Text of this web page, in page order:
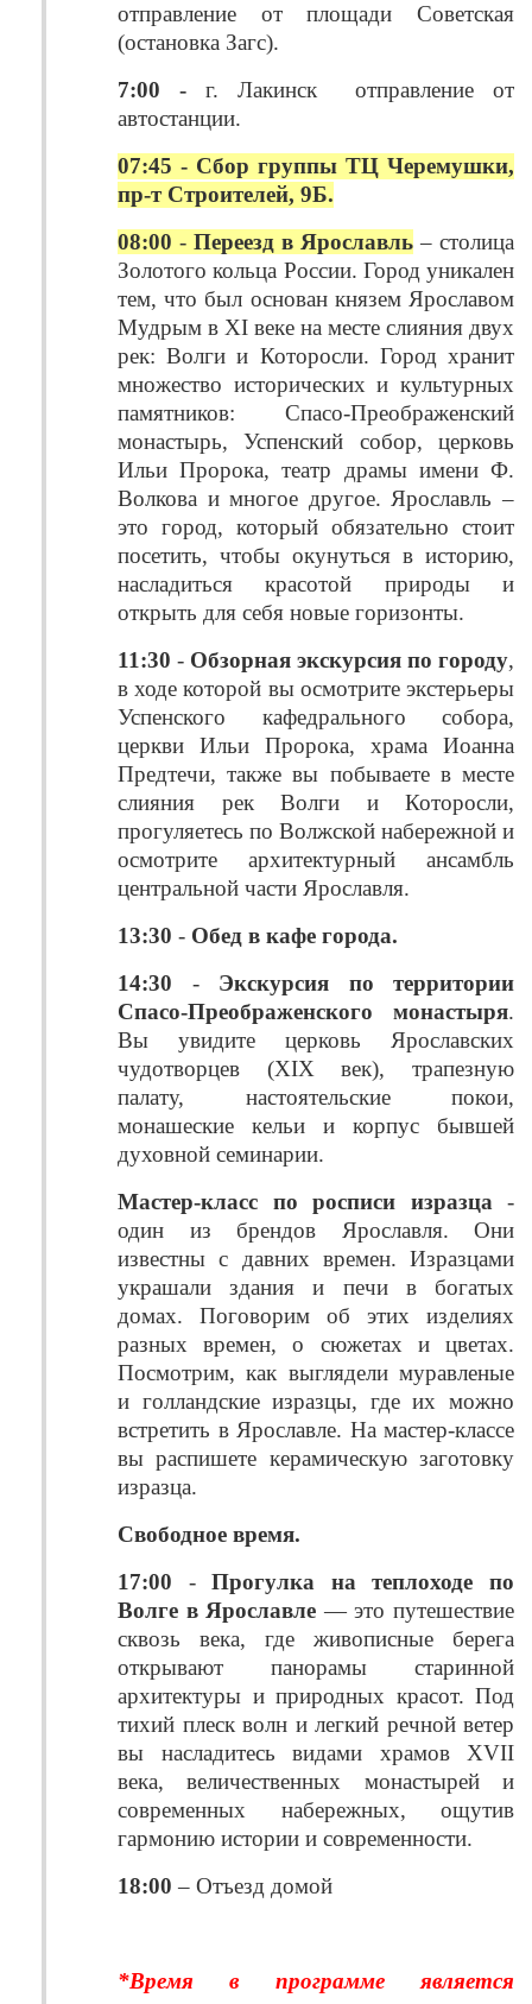
отправление от площади Советская
(остановка Загс).
7:00 - г. Лакинск отправление от
автостанции.
07:45 - Сбор группы ТЦ Черемушки,
пр-т Строителей, 9Б.
08:00 - Переезд в Ярославль – столица
Золотого кольца России. Город уникален
тем, что был основан князем Ярославом
Мудрым в XI веке на месте слияния двух
рек: Волги и Которосли. Город хранит
множество исторических и культурных
памятников: Спасо-Преображенский
монастырь, Успенский собор, церковь
Ильи Пророка, театр драмы имени Ф.
Волкова и многое другое. Ярославль –
это город, который обязательно стоит
посетить, чтобы окунуться в историю,
насладиться красотой природы и
открыть для себя новые горизонты.
11:30 - Обзорная экскурсия по городу,
в ходе которой вы осмотрите экстерьеры
Успенского кафедрального собора,
церкви Ильи Пророка, храма Иоанна
Предтечи, также вы побываете в месте
слияния рек Волги и Которосли,
прогуляетесь по Волжской набережной и
осмотрите архитектурный ансамбль
центральной части Ярославля.
13:30 - Обед в кафе города.
14:30 -Экскурсия по территории
Спасо-Преображенского монастыря.
Вы увидите церковь Ярославских
чудотворцев (XIX век), трапезную
палату, настоятельские покои,
монашеские кельи и корпус бывшей
духовной семинарии.
Мастер-класс по росписи изразца -
один из брендов Ярославля. Они
известны с давних времен. Изразцами
украшали здания и печи в богатых
домах. Поговорим об этих изделиях
разных времен, о сюжетах и цветах.
Посмотрим, как выглядели муравленые
и голландские изразцы, где их можно
встретить в Ярославле. На мастер-классе
вы распишете керамическую заготовку
изразца.
Свободное время.
17:00 -Прогулка на теплоходе по
Волге в Ярославле — это путешествие
сквозь века, где живописные берега
открывают панорамы старинной
архитектуры и природных красот. Под
тихий плеск волн и легкий речной ветер
вы насладитесь видами храмов XVII
века, величественных монастырей и
современных набережных, ощутив
гармонию истории и современности.
18:00 – Отъезд домой
*Время в программе является